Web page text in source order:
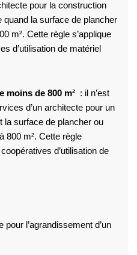
pour la construction
quand la surface de plancher
m². Cette règle s’applique
d’utilisation de matériel
moins de 800 m²: il n’est
d’un architecte pour un
la surface de plancher ou
800 m². Cette règle
d’utilisation de
l’agrandissement d’un